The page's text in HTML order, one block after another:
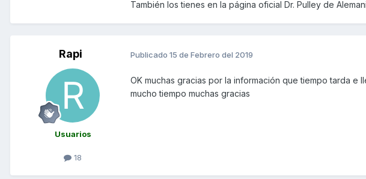
También los tienes en la página oficial Dr. Pulley de
Rapi
Usuarios
18
Publicado 15 de Febrero del 2019
OK muchas gracias por la información que tiempo tarda
mucho tiempo muchas gracias